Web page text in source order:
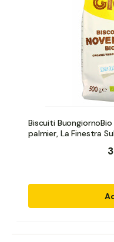
Biscuiti
palmier, La Finestra